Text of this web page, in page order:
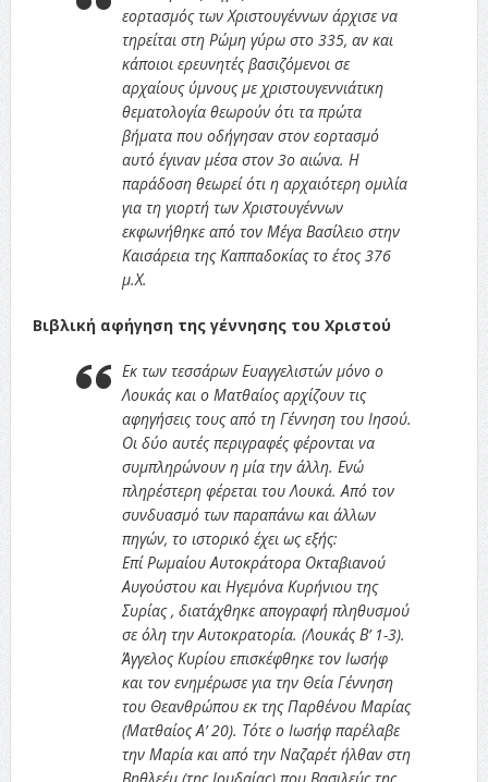
εορτασμός των Χριστουγέννων άρχισε να
τηρείται στη Ρώμη γύρω στο 335, αν και
κάποιοι ερευνητές βασιζόμενοι σε
αρχαίους ύμνους με χριστουγεννιάτικη
θεματολογία θεωρούν ότι τα πρώτα
βήματα που οδήγησαν στον εορτασμό
αυτό έγιναν μέσα στον 3ο αιώνα. Η
παράδοση θεωρεί ότι η αρχαιότερη ομιλία
για τη γιορτή των Χριστουγέννων
εκφωνήθηκε από τον Μέγα Βασίλειο στην
Καισάρεια της Καππαδοκίας το έτος 376
μ.Χ.
Βιβλική αφήγηση της γέννησης του Χριστού
Εκ των τεσσάρων Ευαγγελιστών μόνο ο
Λουκάς και ο Ματθαίος αρχίζουν τις
αφηγήσεις τους από τη Γέννηση του Ιησού.
Οι δύο αυτές περιγραφές φέρονται να
συμπληρώνουν η μία την άλλη. Ενώ
πληρέστερη φέρεται του Λουκά. Από τον
συνδυασμό των παραπάνω και άλλων
πηγών, το ιστορικό έχει ως εξής:
Επί Ρωμαίου Αυτοκράτορα Οκταβιανού
Αυγούστου και Ηγεμόνα Κυρήνιου της
Συρίας , διατάχθηκε απογραφή πληθυσμού
σε όλη την Αυτοκρατορία. (Λουκάς Β’ 1-3).
Άγγελος Κυρίου επισκέφθηκε τον Ιωσήφ
και τον ενημέρωσε για την Θεία Γέννηση
του Θεανθρώπου εκ της Παρθένου Μαρίας
(Ματθαίος Α’ 20). Τότε ο Ιωσήφ παρέλαβε
την Μαρία και από την Ναζαρέτ ήλθαν στη
Βηθλεέμ (της Ιουδαίας) που Βασιλεύς της